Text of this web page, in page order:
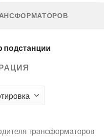
подстанции
трансформаторов